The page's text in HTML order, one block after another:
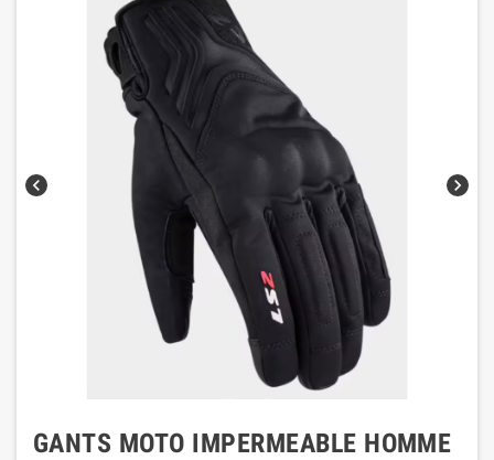
chevron_left chevron_right
GANTS MOTO IMPERMEABLE HOMME